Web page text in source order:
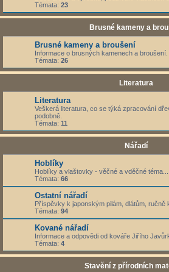
Témata: 23
Brusné kameny a
Brusné kameny a broušení
Informace o brusných kamenech a broušení.
Témata: 26
Literatura
Literatura
Veškerá literatura, co se týká zpracování
podobně.
Témata: 11
Nářadí
Hoblíky
Hoblíky a vlaštovky - věčné a vděčné téma...
Témata: 66
Ostatní nářadí
Příspěvky k japonským pilám, dlátům, ručně
Témata: 94
Kované nářadí
Informace a odpovědi od kováře Jiřího
Témata: 4
Stavění z přírodních